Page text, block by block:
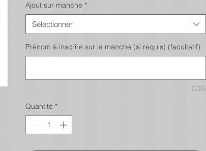
Ajout sur manche *
Sélectionner
Prénom à inscrire sur la manche (si requis) (facultatif)
0/25
Quantité *